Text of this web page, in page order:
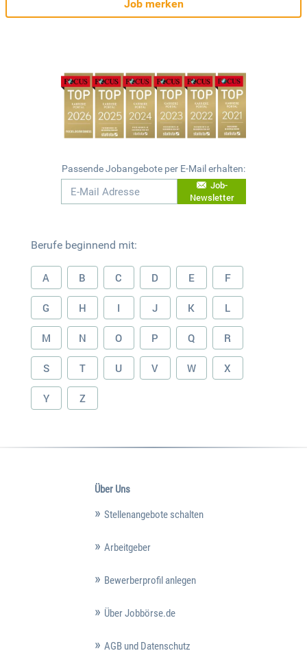
Job merken
Passende Jobangebote per E-Mail erhalten:
Job-
Newsletter
Berufe beginnend mit:
A B C D E F
G H I J K L
M N O P Q R
S T U V W X
Y Z
Über Uns
Stellenangebote schalten
Arbeitgeber
Bewerberprofil anlegen
Über Jobbörse.de
AGB und Datenschutz